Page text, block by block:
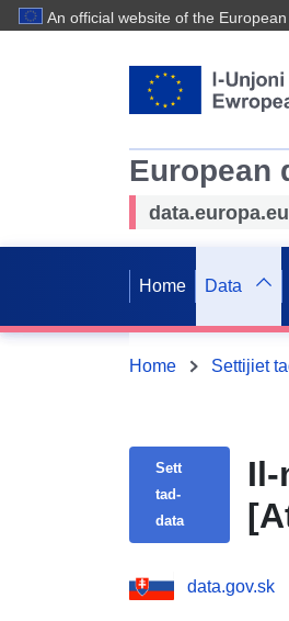
An official website of the
European
data.europa.eu
Home Data
Home Settijiet
Sett
tad-
data
Il-
data.gov.sk